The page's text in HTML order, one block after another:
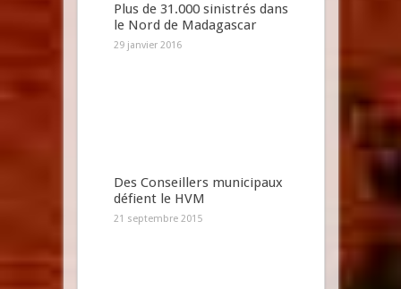
Plus de 31.000 sinistrés dans
le Nord de Madagascar
29 janvier 2016
Des Conseillers municipaux
défient le HVM
21 septembre 2015